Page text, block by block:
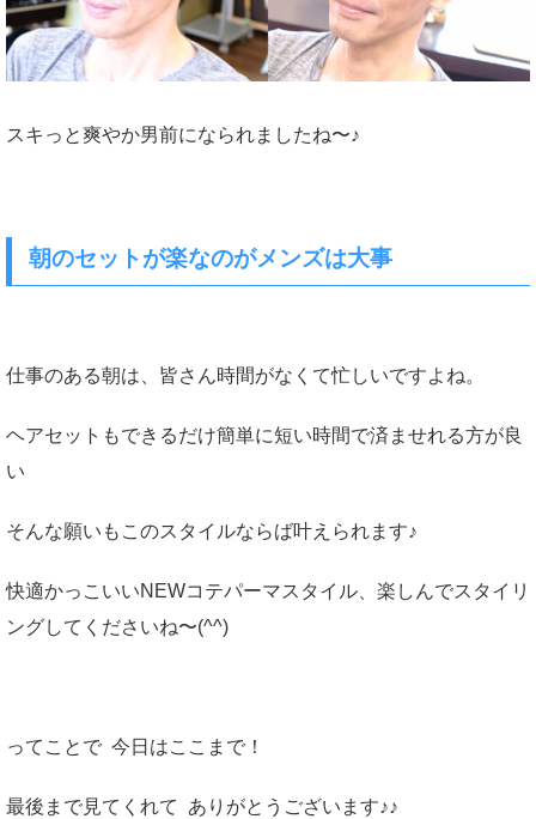
スキっと爽やか男前になられましたね〜♪
朝のセットが楽なのがメンズは大事
仕事のある朝は、皆さん時間がなくて忙しいですよね。
ヘアセットもできるだけ簡単に短い時間で済ませれる方が良
い
そんな願いもこのスタイルならば叶えられます♪
快適かっこいいNEWコテパーマスタイル、楽しんでスタイリ
ングしてくださいね〜(^^)
ってことで 今日はここまで！
最後まで見てくれて ありがとうございます♪♪